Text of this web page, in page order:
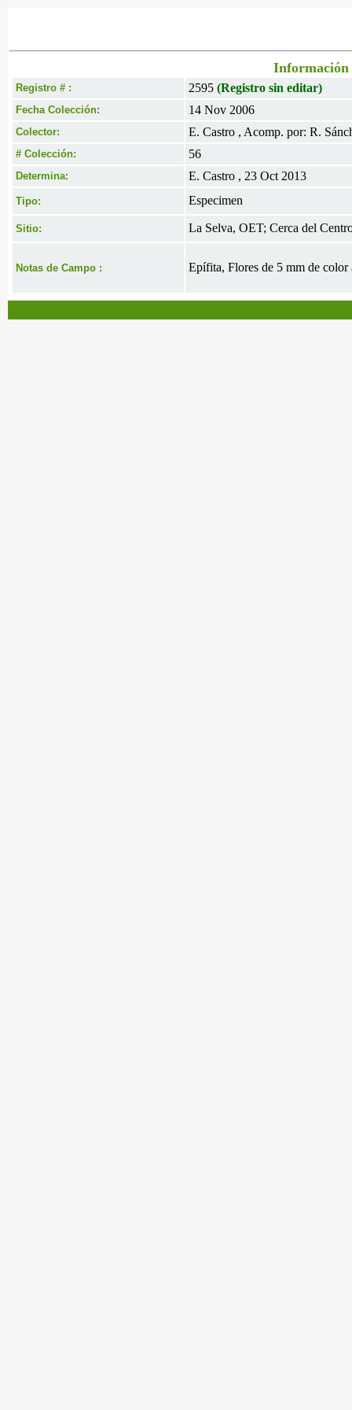
Información
Registro # : 2595 (Registro sin editar)
Fecha Colección: 14 Nov 2006
Colector: E. Castro , Acomp. por: R.
# Colección: 56
Determina: E. Castro , 23 Oct 2013
Tipo: Especimen
Sitio: La Selva, OET; Cerca del
Notas de Campo : Epífita, Flores de 5 mm de color